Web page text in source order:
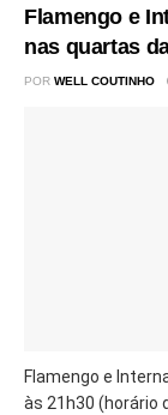
Flamengo e
nas quartas
POR WELL COUTINHO
Flamengo e
às 21h30 (horário